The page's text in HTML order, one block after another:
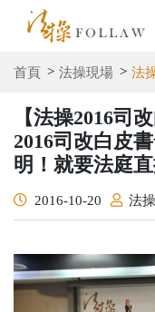
首頁 法操現場 法
【法操2016司
2016司改白皮
明！就要法庭直
2016-10-20 法